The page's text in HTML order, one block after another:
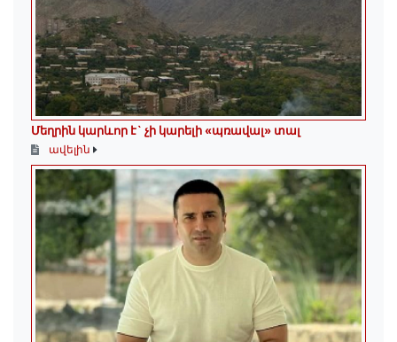
Մեղրին կարևոր է` չի կարելի «պռավալ» տալ
ավելին